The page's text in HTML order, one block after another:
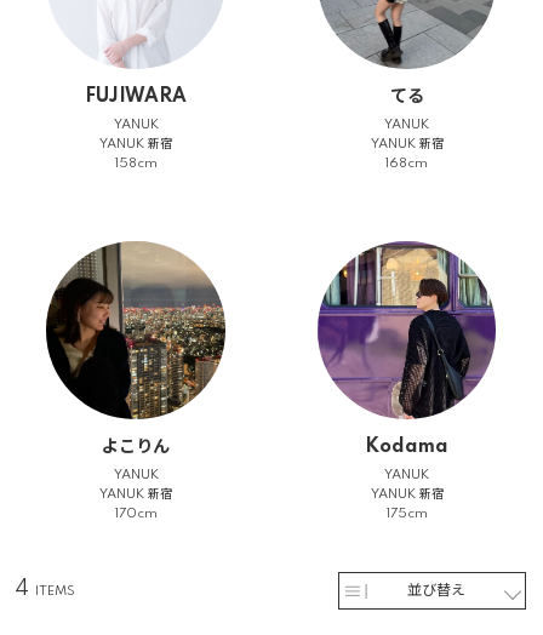
FUJIWARA
158cm
YANUK
YANUK 新宿
てる
168cm
YANUK
YANUK 新宿
よこりん
170cm
YANUK
YANUK 新宿
Kodama
175cm
YANUK
YANUK 新宿
並び替え
4